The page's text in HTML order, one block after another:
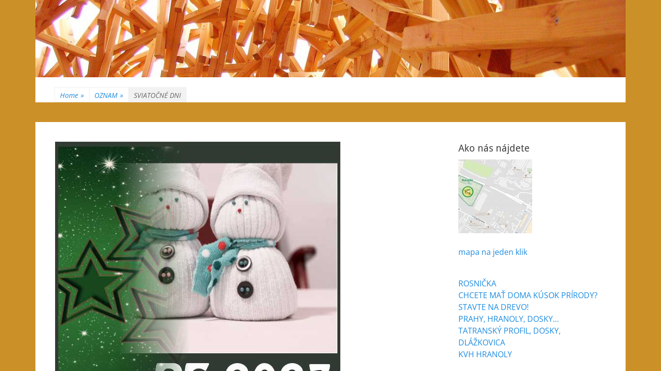
Home » OZNAM » SVIATOČNÉ DNI
Ako nás nájdete
mapa na jeden klik
ROSNIČKA
CHCETE MAŤ DOMA KÚSOK PRÍRODY?
STAVTE NA DREVO!
PRAHY, HRANOLY, DOSKY…
TATRANSKÝ PROFIL, DOSKY,
DLÁŽKOVICA
KVH HRANOLY